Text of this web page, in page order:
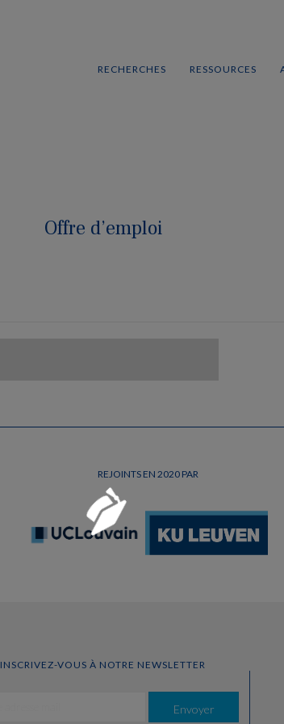
RECHERCHES RESSOURCES
Offre d’emploi
REJOINTS EN 2020 PAR
INSCRIVEZ-VOUS À NOTRE NEWSLETTER
Envoyer